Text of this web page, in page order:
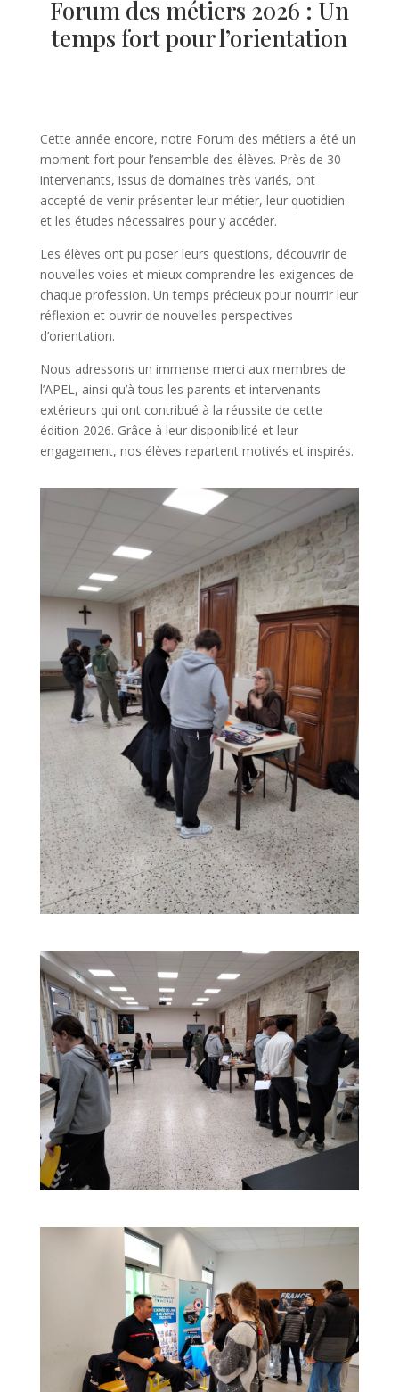
Forum des métiers 2026 : Un
temps fort pour l’orientation
Cette année encore, notre Forum des métiers a été un
moment fort pour l’ensemble des élèves. Près de 30
intervenants, issus de domaines très variés, ont
accepté de venir présenter leur métier, leur quotidien
et les études nécessaires pour y accéder.
Les élèves ont pu poser leurs questions, découvrir de
nouvelles voies et mieux comprendre les exigences de
chaque profession. Un temps précieux pour nourrir leur
réflexion et ouvrir de nouvelles perspectives
d’orientation.
Nous adressons un immense merci aux membres de
l’APEL, ainsi qu’à tous les parents et intervenants
extérieurs qui ont contribué à la réussite de cette
édition 2026. Grâce à leur disponibilité et leur
engagement, nos élèves repartent motivés et inspirés.